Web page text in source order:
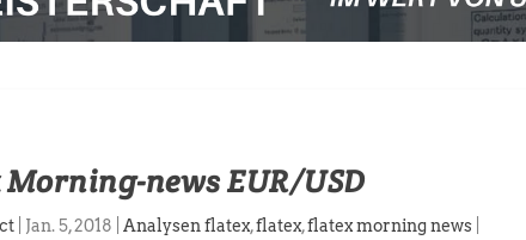
news EUR/USD
| Jan. 5, 2018 Analysen flatex,flatex,flatex morning news|